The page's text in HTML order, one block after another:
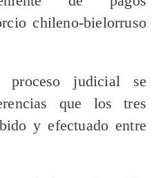
chileno-bielorruso
judicial se
que los tres
y efectuado entre